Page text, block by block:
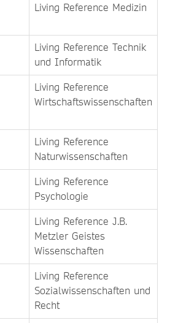
Living Reference Medizin
Living Reference Technik
und Informatik
Living Reference
Wirtschaftswissenschaften
Living Reference
Naturwissenschaften
Living Reference
Psychologie
Living Reference J.B.
Metzler Geistes
Wissenschaften
Living Reference
Sozialwissenschaften und
Recht